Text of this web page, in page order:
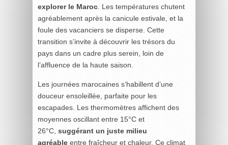
explorer le Maroc . Les températures chutent
agréablement après la canicule estivale, et la
foule des vacanciers se disperse. Cette
transition s’invite à découvrir les trésors du
pays dans un cadre plus serein, loin de
l’affluence de la haute saison.
Les journées marocaines s’habillent d’une
douceur ensoleillée, parfaite pour les
escapades. Les thermomètres affichent des
moyennes oscillant entre 15°C et
26°C, suggérant un juste milieu
agréable entre fraîcheur et chaleur. Ce climat